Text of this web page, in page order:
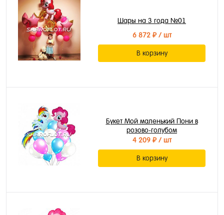
Шары на 3 года №01
6 872 ₽/ шт
В корзину
Букет Мой маленький Пони в
розово-голубом
4 209 ₽/ шт
В корзину